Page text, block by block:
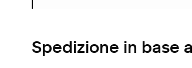
Spedizione in base